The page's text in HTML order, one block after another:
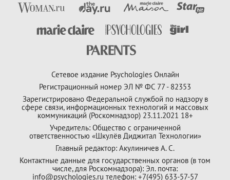
Сетевое издание Psychologies Онлайн
Регистрационный номер ЭЛ № ФС 77 - 82353
Зарегистрировано Федеральной службой по надзору в
сфере связи, информационных технологий и массовых
коммуникаций (Роскомнадзор) 23.11.2021 18+
Учредитель: Общество с ограниченной
ответственностью «Шкулёв Диджитал Технологии»
Главный редактор: Акулиничев А. С.
Контактные данные для государственных органов (в том
числе, для Роскомнадзора): Эл. почта:
info@psychologies.ru телефон: +7(495) 633-57-57